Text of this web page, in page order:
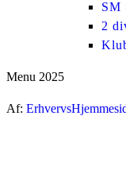
SM
2
Menu 2025
Af: